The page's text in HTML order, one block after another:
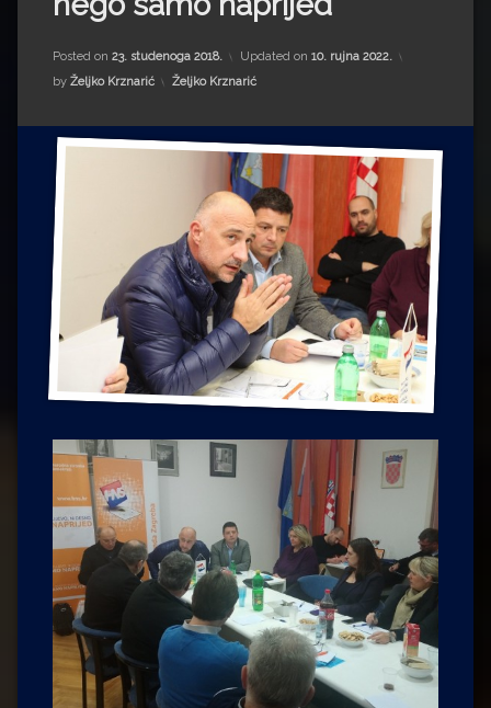
Impressum
Milenko Strižak
Drugi autori
Drugi autori
Ljiljana Lekanić-Kljaić
Željko Krznarić
Mario Lovreković
Miroslav Šantek
Posted on 23. studenoga 2018. Updated on 10. rujna 2022.
by Željko Krznarić Kategorije:
Željko Krznarić